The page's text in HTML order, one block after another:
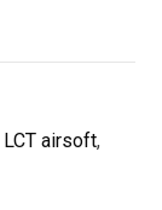
LCT airsoft,